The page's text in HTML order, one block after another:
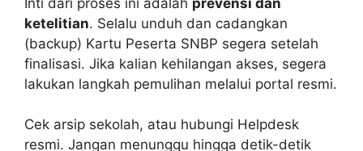
ketelitian. Selalu unduh dan cadangkan
(backup) Kartu Peserta SNBP segera setelah
finalisasi. Jika kalian kehilangan akses, segera
lakukan langkah pemulihan melalui portal resmi.
Cek arsip sekolah, atau hubungi Helpdesk
resmi. Jangan menunggu hingga detik-detik